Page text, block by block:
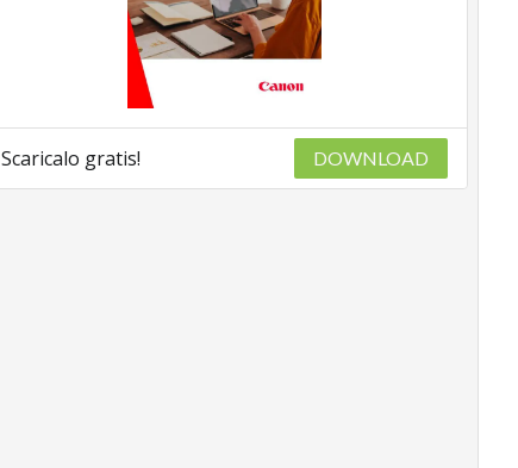
Scaricalo gratis! DOWNLOAD